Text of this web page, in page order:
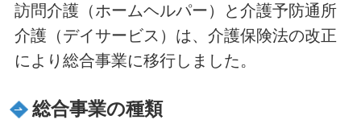
訪問介護（ホームヘルパー）と介護予防通所
介護（デイサービス）は、介護保険法の改正
により総合事業に移行しました。
総合事業の種類